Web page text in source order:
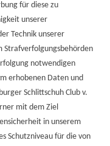
für diese zu
unserer
Technik unserer
Strafverfolgungsbehörden
notwendigen
erhobenen Daten und
Schlittschuh Club v.
mit dem Ziel
in unserem
Schutzniveau für die von